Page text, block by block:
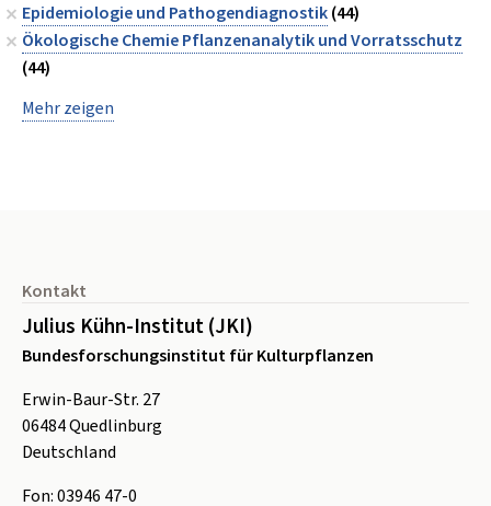
Epidemiologie und Pathogendiagnostik(44)
Ökologische Chemie Pflanzenanalytik und Vorratsschutz
(44)
Mehr zeigen
Kontakt
Julius Kühn-Institut (JKI)
Bundesforschungsinstitut für Kulturpflanzen
Erwin-Baur-Str. 27
06484Quedlinburg
Deutschland
Fon:03946 47-0